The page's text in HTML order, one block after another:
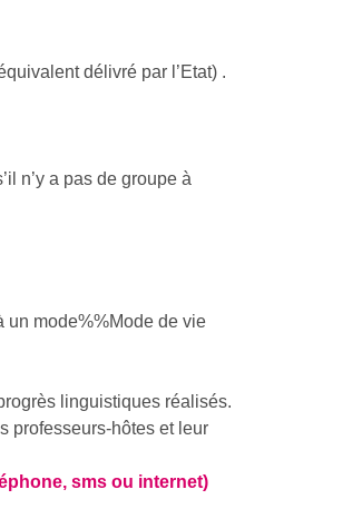
délivré par l’Etat) .
n’y a pas de groupe à
un mode%%Mode de vie
linguistiques réalisés.
professeurs-hôtes et leur
sms ou internet)